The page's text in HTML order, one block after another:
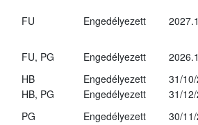
FU Engedélyezett
FU, PG Engedélyezett
HB Engedélyezett
31/
HB, PG Engedélyezett
31/
PG Engedélyezett
30/